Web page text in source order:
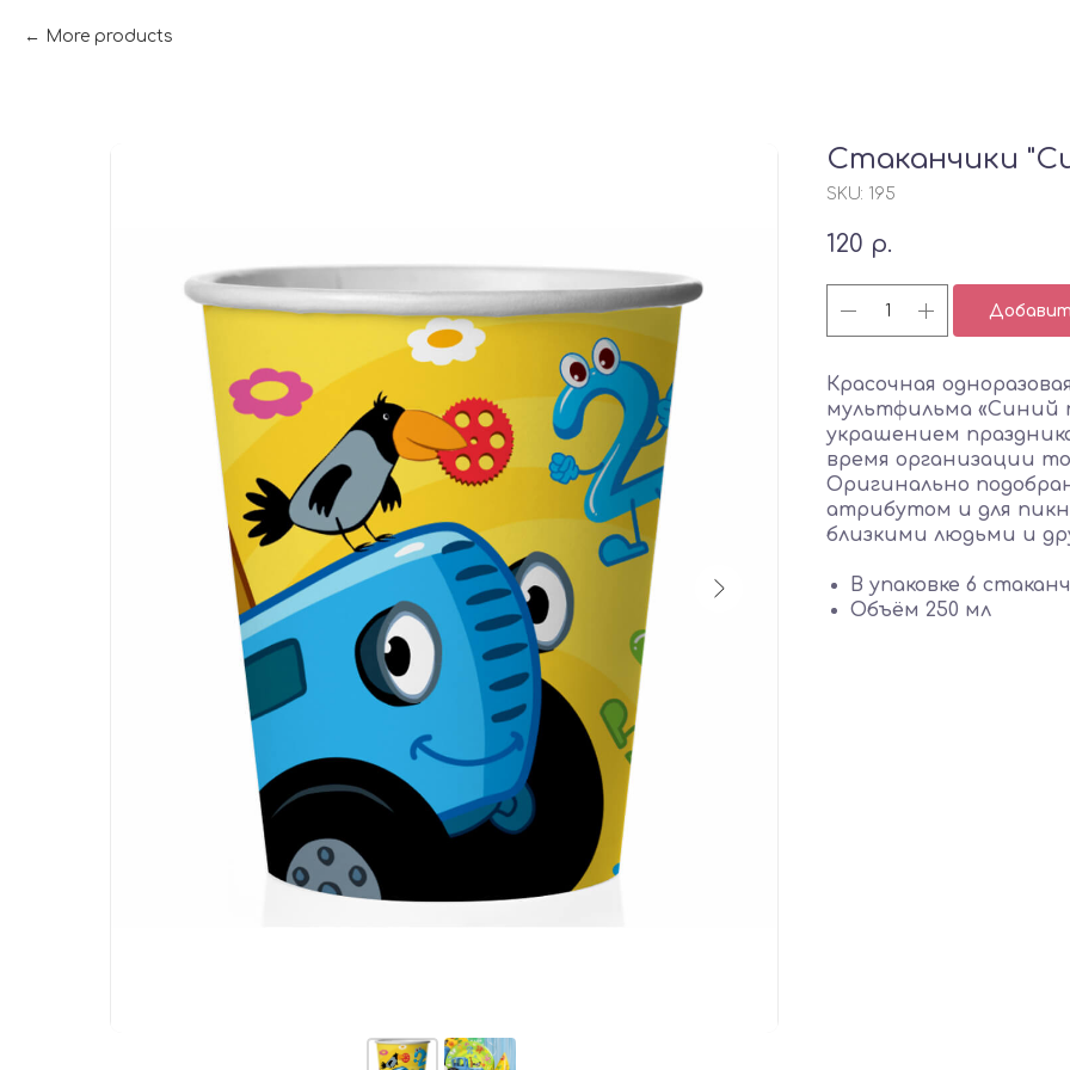
More products
Стаканчики
SKU: 195
120 р.
Красочная
мультфильма «Синий
украшением
время организации
Оригинально
атрибутом и для
близкими людьми и
В упаковке 6
Объём 250 мл